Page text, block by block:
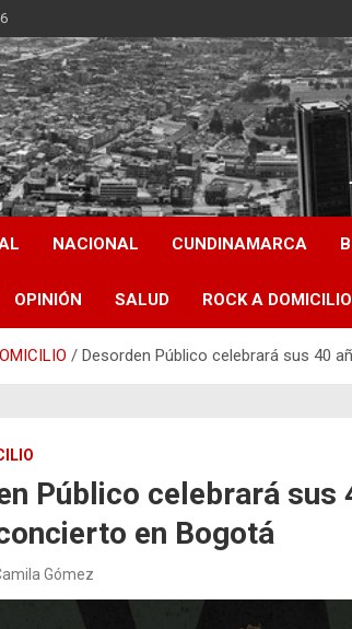
NACIONAL CUNDINAMARCA
OPINIÓN SALUD ROCK A DOMICILIO
Desorden Público celebrará sus 40
Público celebrará sus
en Bogotá
Gómez